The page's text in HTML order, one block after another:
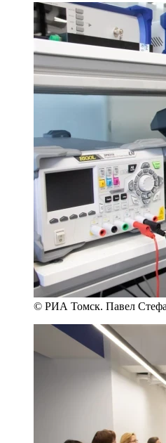
© РИА Томск. Павел